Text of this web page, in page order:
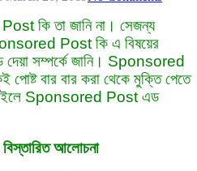
কি তা জানি না। সেজন্য
Post কি এ বিষয়ের
দেয়া সম্পর্কে জানি। Sponsored
বার বার করা থেকে মুক্তি পেতে
চাইলে Sponsored Post এড
আলোচনা